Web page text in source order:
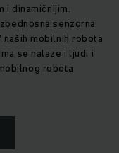
i dinamičnijim.
senzorna
mobilnih robota
se nalaze i ljudi i
robota